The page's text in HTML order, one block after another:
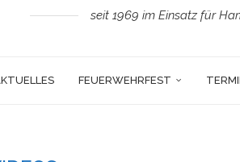
seit 1969 im Einsatz für
FEUERWEHRFEST